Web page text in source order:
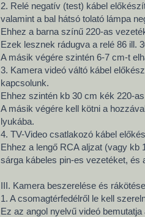
2. Relé negatív (test) kábel
valamint a bal hátsó tolató lámpa
Ehhez a barna színű 220-as
Ezek lesznek rádugva a relé 86 ill.
A másik végére szintén 6-7 cm-t
3. Kamera videó váltó kábel
kapcsolunk.
Ehhez szintén kb 30 cm kék 220-
A másik végére kell kötni a
lyukába.
4. TV-Video csatlakozó kábel
Ehhez a lengő RCA aljzat (vagy
sárga kábeles pin-es vezetéket,
III. Kamera beszerelése és
1. A csomagtérfedélről le kell
Ez az angol nyelvű videó